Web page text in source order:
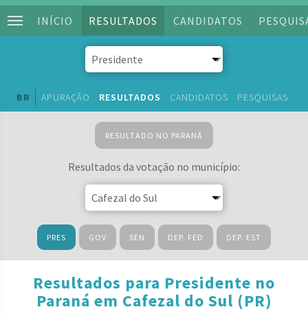
INÍCIO RESULTADOS CANDIDATOS
BR APURAÇÃO RESULTADOS CANDIDATOS PESQUISAS
RESULTADO NO PARANÁ
Resultados da votação no município:
PRES GOV SEN DEP. FED DEP. EST
Resultados para Presidente no
Paraná em Cafezal do Sul (PR)